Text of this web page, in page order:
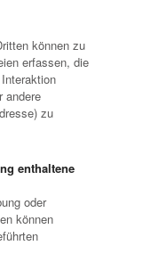
können zu
erfassen, die
andere
zu
enthaltene
oder
können